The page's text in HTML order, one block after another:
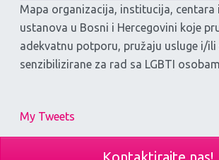
Mapa organizacija, institucija, centara
ustanova u Bosni i Hercegovini koje
adekvatnu potporu, pružaju usluge i/ili
senzibilizirane za rad sa LGBTI
My Tweets